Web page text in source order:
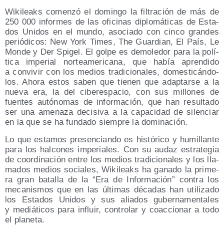
Wiki­leaks comen­zó el domin­go la fil­tra­ción de más de
250 000 infor­mes de las ofi­ci­nas diplo­má­ti­cas de Esta­
dos Uni­dos en el mun­do, aso­cia­do con cin­co gran­des
perió­di­cos: New York Times, The Guar­dian, El País, Le
Mon­de y Der Spi­gel. El gol­pe es demo­le­dor para la polí­
ti­ca impe­rial nor­te­ame­ri­ca­na, que había apren­di­do
a con­vi­vir con los medios tra­di­cio­na­les, domes­ti­cán­do­
los. Aho­ra estos saben que tie­nen que adap­tar­se a la
nue­va era, la del ciber­es­pa­cio, con sus millo­nes de
fuen­tes autó­no­mas de infor­ma­ción, que han resul­ta­do
ser una ame­na­za deci­si­va a la capa­ci­dad de silen­ciar
en la que se ha fun­da­do siem­pre la dominación.
Lo que esta­mos pre­sen­cian­do es his­tó­ri­co y humi­llan­te
para los hal­co­nes impe­ria­les. Con su audaz estra­te­gia
de coor­di­na­ción entre los medios tra­di­cio­na­les y los lla­
ma­dos medios socia­les, Wiki­leaks ha gana­do la pri­me­
ra gran bata­lla de la “Era de Infor­ma­ción” con­tra los
meca­nis­mos que en las últi­mas déca­das han uti­li­za­do
los Esta­dos Uni­dos y sus alia­dos guber­na­men­ta­les
y mediá­ti­cos para influir, con­tro­lar y coac­cio­nar a todo
el planeta.